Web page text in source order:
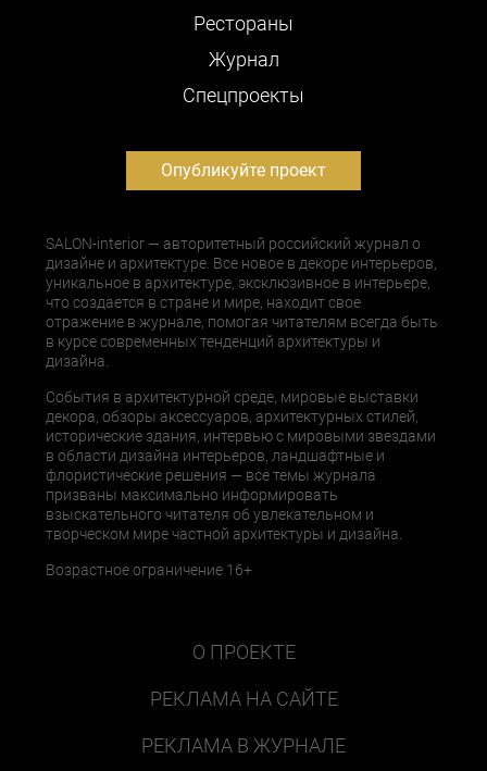
Рестораны
Журнал
Cпецпроекты
Опубликуйте проект
SALON-interior — авторитетный российский журнал о
дизайне и архитектуре. Все новое в декоре интерьеров,
уникальное в архитектуре, эксклюзивное в интерьере,
что создается в стране и мире, находит свое
отражение в журнале, помогая читателям всегда быть
в курсе современных тенденций архитектуры и
дизайна.
События в архитектурной среде, мировые выставки
декора, обзоры аксессуаров, архитектурных стилей,
исторические здания, интервью с мировыми звездами
в области дизайна интерьеров, ландшафтные и
флористические решения — все темы журнала
призваны максимально информировать
взыскательного читателя об увлекательном и
творческом мире частной архитектуры и дизайна.
Возрастное ограничение 16+
О ПРОЕКТЕ
РЕКЛАМА НА САЙТЕ
РЕКЛАМА В ЖУРНАЛЕ